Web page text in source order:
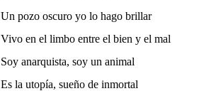
Un pozo oscuro yo lo hago brillar
Vivo en el limbo entre el bien y el mal
Soy anarquista, soy un animal
Es la utopía, sueño de inmortal